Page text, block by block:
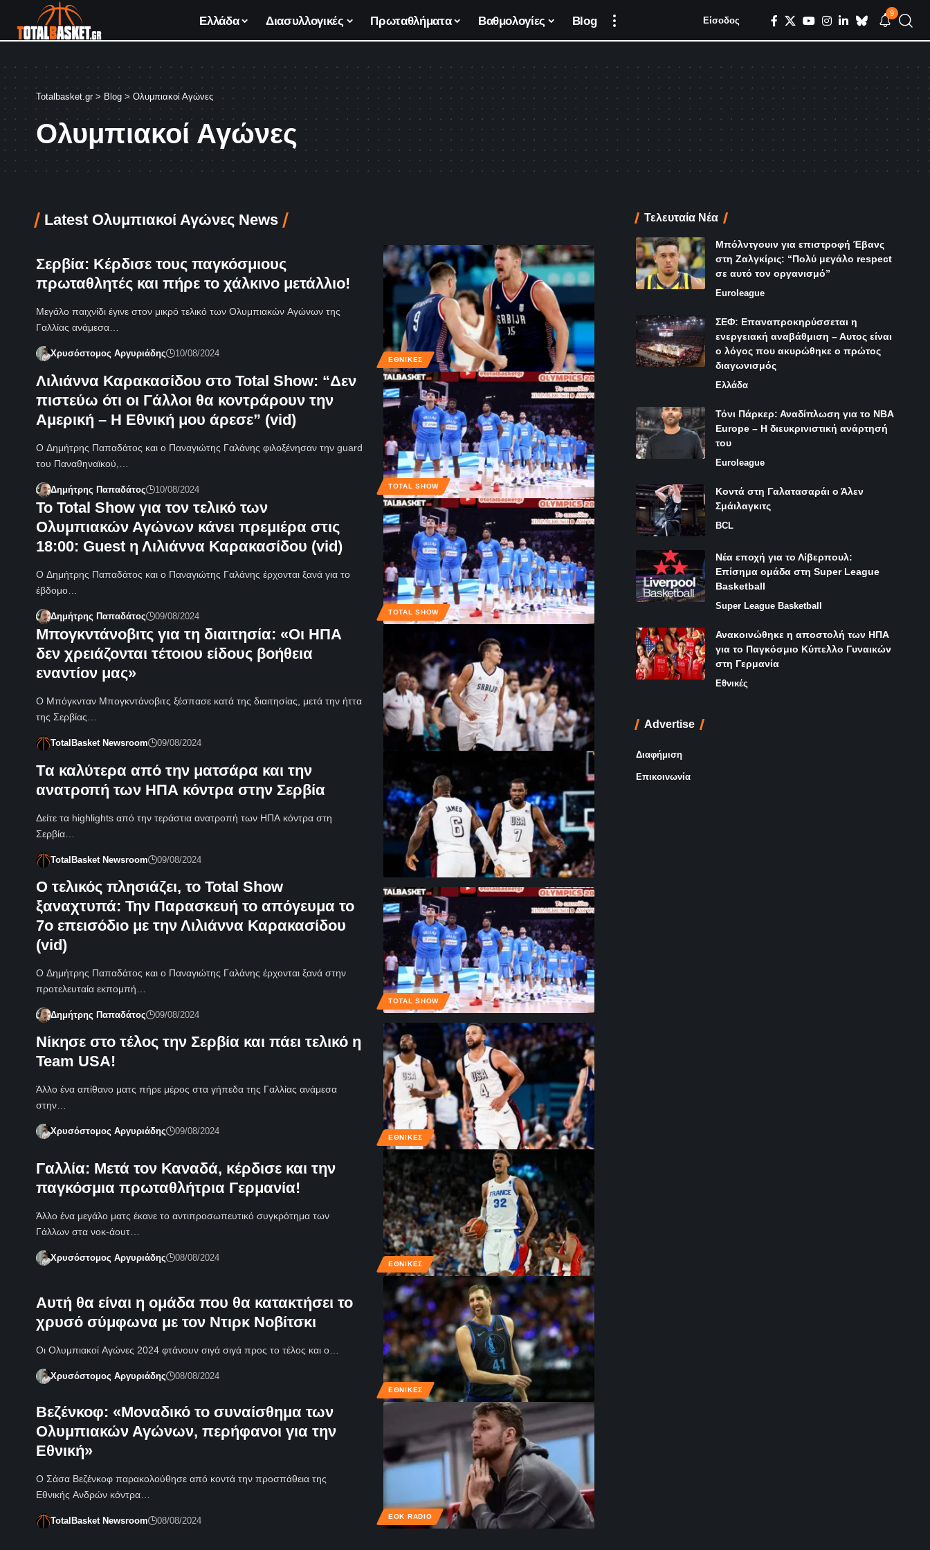
Ελλάδα Διασυλλογικές Πρωταθλήματα Βαθμολογίες Blog Είσοδος
9
Totalbasket.gr > Blog > Ολυμπιακοί Αγώνες
Ολυμπιακοί Αγώνες
Latest Ολυμπιακοί Αγώνες News
ΕΘΝΙΚΈΣ
Σερβία: Κέρδισε τους παγκόσμιους
πρωταθλητές και πήρε το χάλκινο μετάλλιο!
Μεγάλο παιχνίδι έγινε στον μικρό τελικό των Ολυμπιακών Αγώνων της
Γαλλίας ανάμεσα…
Χρυσόστομος Αργυριάδης 10/08/2024
TOTAL SHOW
Λιλιάννα Καρακασίδου στο Total Show: “Δεν
πιστεύω ότι οι Γάλλοι θα κοντράρουν την
Αμερική – Η Εθνική μου άρεσε” (vid)
Ο Δημήτρης Παπαδάτος και ο Παναγιώτης Γαλάνης φιλοξένησαν την guard
του Παναθηναϊκού,…
Δημήτρης Παπαδάτος 10/08/2024
TOTAL SHOW
Το Total Show για τον τελικό των
Ολυμπιακών Αγώνων κάνει πρεμιέρα στις
18:00: Guest η Λιλιάννα Καρακασίδου (vid)
Ο Δημήτρης Παπαδάτος και ο Παναγιώτης Γαλάνης έρχονται ξανά για το
έβδομο…
Δημήτρης Παπαδάτος 09/08/2024
Μπογκντάνοβιτς για τη διαιτησία: «Οι ΗΠΑ
δεν χρειάζονται τέτοιου είδους βοήθεια
εναντίον μας»
Ο Μπόγκνταν Μπογκντάνοβιτς ξέσπασε κατά της διαιτησίας, μετά την ήττα
της Σερβίας…
TotalBasket Newsroom 09/08/2024
Tα καλύτερα από την ματσάρα και την
ανατροπή των ΗΠΑ κόντρα στην Σερβία
Δείτε τα highlights από την τεράστια ανατροπή των ΗΠΑ κόντρα στη
Σερβία…
TotalBasket Newsroom 09/08/2024
TOTAL SHOW
Ο τελικός πλησιάζει, το Total Show
ξαναχτυπά: Την Παρασκευή το απόγευμα το
7ο επεισόδιο με την Λιλιάννα Καρακασίδου
(vid)
Ο Δημήτρης Παπαδάτος και ο Παναγιώτης Γαλάνης έρχονται ξανά στην
προτελευταία εκπομπή…
Δημήτρης Παπαδάτος 09/08/2024
ΕΘΝΙΚΈΣ
Νίκησε στο τέλος την Σερβία και πάει τελικό η
Team USA!
Άλλο ένα απίθανο ματς πήρε μέρος στα γήπεδα της Γαλλίας ανάμεσα
στην…
Χρυσόστομος Αργυριάδης 09/08/2024
ΕΘΝΙΚΈΣ
Γαλλία: Μετά τον Καναδά, κέρδισε και την
παγκόσμια πρωταθλήτρια Γερμανία!
Άλλο ένα μεγάλο ματς έκανε το αντιπροσωπευτικό συγκρότημα των
Γάλλων στα νοκ-άουτ…
Χρυσόστομος Αργυριάδης 08/08/2024
ΕΘΝΙΚΈΣ
Αυτή θα είναι η ομάδα που θα κατακτήσει το
χρυσό σύμφωνα με τον Ντιρκ Νοβίτσκι
Οι Ολυμπιακοί Αγώνες 2024 φτάνουν σιγά σιγά προς το τέλος και ο…
Χρυσόστομος Αργυριάδης 08/08/2024
ΕΟΚ RADIO
Βεζένκοφ: «Μοναδικό το συναίσθημα των
Ολυμπιακών Αγώνων, περήφανοι για την
Εθνική»
Ο Σάσα Βεζένκοφ παρακολούθησε από κοντά την προσπάθεια της
Εθνικής Ανδρών κόντρα…
TotalBasket Newsroom 08/08/2024
Τελευταία Νέα
Μπόλντγουιν για επιστροφή Έβανς
στη Ζαλγκίρις: “Πολύ μεγάλο respect
σε αυτό τον οργανισμό”
Euroleague
ΣΕΦ: Επαναπροκηρύσσεται η
ενεργειακή αναβάθμιση – Αυτος είναι
ο λόγος που ακυρώθηκε ο πρώτος
διαγωνισμός
Ελλάδα
Τόνι Πάρκερ: Αναδίπλωση για το NBA
Europe – Η διευκρινιστική ανάρτησή
του
Euroleague
Κοντά στη Γαλατασαράι ο Άλεν
Σμάιλαγκιτς
BCL
Νέα εποχή για το Λίβερπουλ:
Επίσημα ομάδα στη Super League
Basketball
Super League Basketball
Ανακοινώθηκε η αποστολή των ΗΠΑ
για το Παγκόσμιο Κύπελλο Γυναικών
στη Γερμανία
Εθνικές
Advertise
Διαφήμιση
Επικοινωνία